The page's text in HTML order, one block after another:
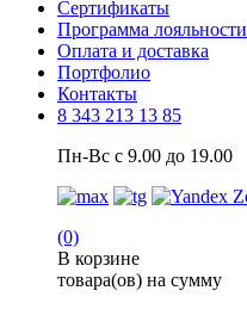
Сертификаты
Программа лояльности
Оплата и доставка
Портфолио
Контакты
8 343 213 13 85
Пн-Вс с 9.00 до 19.00
(0)
В корзине
товара(ов) на сумму